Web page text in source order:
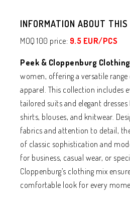
INFORMATION ABOUT THIS
MOQ 100 price: 9.5 EUR/PCS
Peek & Cloppenburg
women, offering a versatile
apparel. This collection includes
tailored suits and elegant
shirts, blouses, and knitwear.
fabrics and attention to detail,
of classic sophistication and
for business, casual wear, or
Cloppenburg’s clothing mix
comfortable look for every